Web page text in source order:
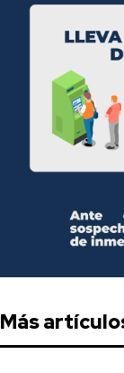
Más